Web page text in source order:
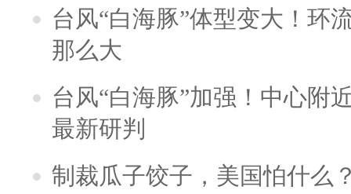
台风“白海豚”体型变大！环
那么大
台风“白海豚”加强！中心附
最新研判
制裁瓜子饺子，美国怕什么